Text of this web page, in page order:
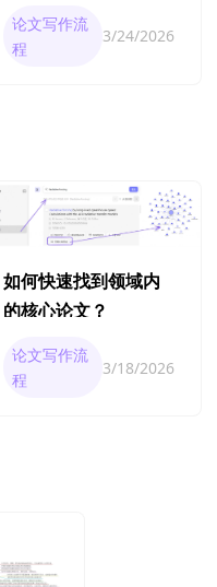
论文写作流
程
3/24/2026
如何快速找到领域内
的核心论文？
论文写作流
程
3/18/2026